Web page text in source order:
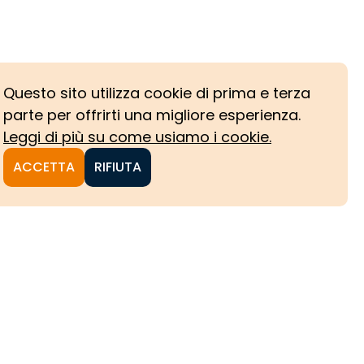
Questo sito utilizza cookie di prima e terza
parte per offrirti una migliore esperienza.
Leggi di più su come usiamo i cookie.
ACCETTA RIFIUTA